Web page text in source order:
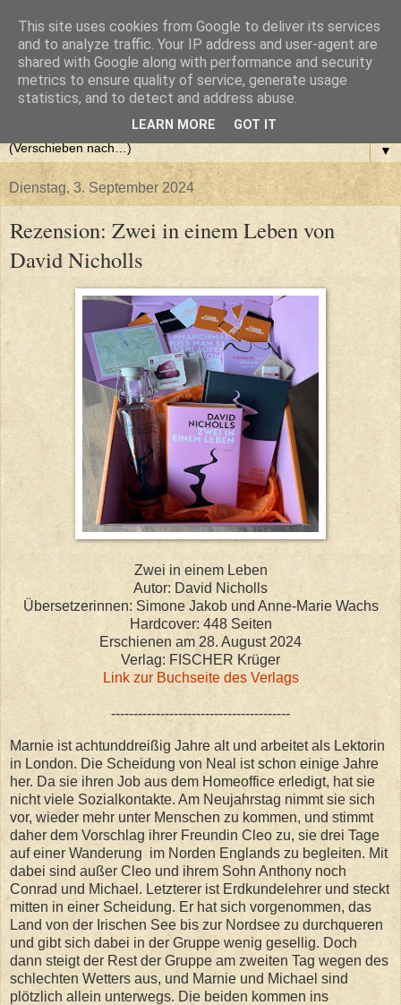
▼
Dienstag, 3. September 2024
Rezension: Zwei in einem Leben von
David Nicholls
Zwei in einem Leben
Autor: David Nicholls
Übersetzerinnen: Simone Jakob und Anne-Marie Wachs
Hardcover: 448 Seiten
Erschienen am 28. August 2024
Verlag: FISCHER Krüger
Link zur Buchseite des Verlags
----------------------------------------
Marnie ist achtunddreißig Jahre alt und arbeitet als Lektorin
in London. Die Scheidung von Neal ist schon einige Jahre
her. Da sie ihren Job aus dem Homeoffice erledigt, hat sie
nicht viele Sozialkontakte. Am Neujahrstag nimmt sie sich
vor, wieder mehr unter Menschen zu kommen, und stimmt
daher dem Vorschlag ihrer Freundin Cleo zu, sie drei Tage
auf einer Wanderung im Norden Englands zu begleiten. Mit
dabei sind außer Cleo und ihrem Sohn Anthony noch
Conrad und Michael. Letzterer ist Erdkundelehrer und steckt
mitten in einer Scheidung. Er hat sich vorgenommen, das
Land von der Irischen See bis zur Nordsee zu durchqueren
und gibt sich dabei in der Gruppe wenig gesellig. Doch
dann steigt der Rest der Gruppe am zweiten Tag wegen des
schlechten Wetters aus, und Marnie und Michael sind
plötzlich allein unterwegs. Die beiden kommen ins
This site uses cookies from Google to deliver its services
and to analyze traffic. Your IP address and user-agent are
shared with Google along with performance and security
metrics to ensure quality of service, generate usage
statistics, and to detect and address abuse.
LEARN MORE GOT IT